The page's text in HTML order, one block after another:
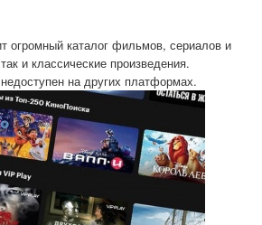
огромный каталог фильмов, сериалов и
и классические произведения.
на других платформах.